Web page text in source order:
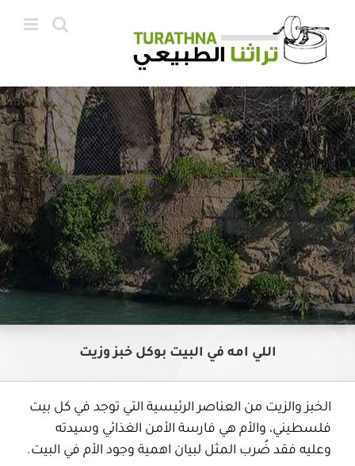
content
اللي امه في البيت بوكل خبز وزيت
الخبز والزيت من العناصر الرئيسية التي توجد في كل بيت
فلسطيني، والأم هي فارسة الأمن الغذائي وسيدته
وعليه فقد ضُرب المثل لبيان اهمية وجود الأم في البيت.